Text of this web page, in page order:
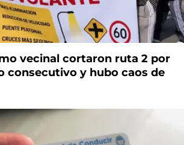
vecinal cortaron ruta 2 por
consecutivo y hubo caos de